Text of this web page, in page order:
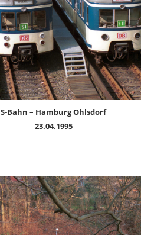
S-Bahn – Hamburg Ohlsdorf
23.04.1995